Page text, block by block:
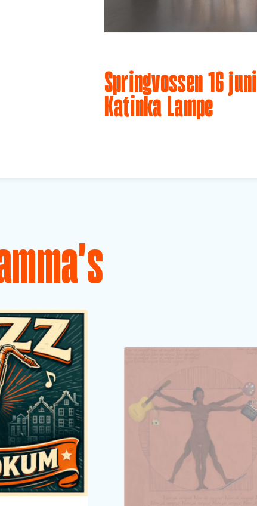
Springvossen 16 juni |
Katinka Lampe